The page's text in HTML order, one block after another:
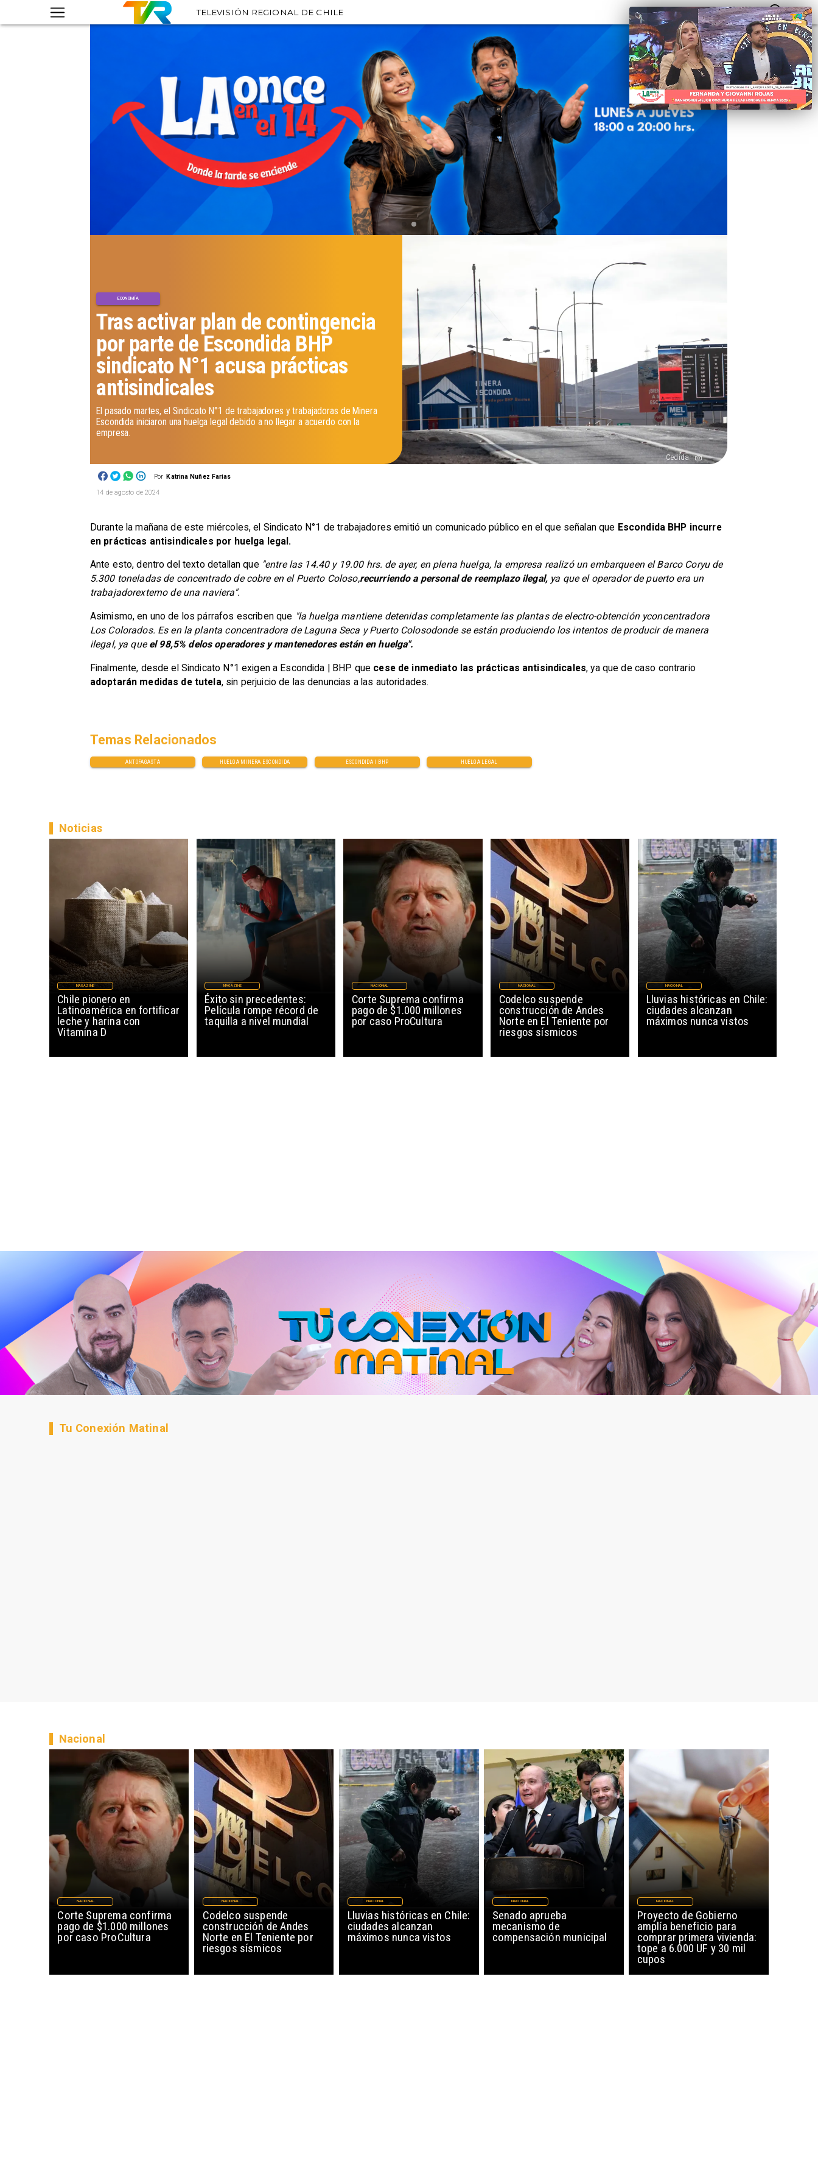
TELEVISIÓN REGIONAL DE CHILE
Cedida
Por Katrina Nuñez Farias
Tras activar plan de contingencia
por parte de Escondida BHP
sindicato N°1 acusa prácticas
antisindicales
ECONOMÍA
El pasado martes, el Sindicato N°1 de trabajadores y trabajadoras de Minera
Escondida iniciaron una huelga legal debido a no llegar a acuerdo con la
empresa.
14 de agosto de 2024
Durante la mañana de este miércoles, el Sindicato N°1 de trabajadores emitió un comunicado público en el que señalan que Escondida BHP incurre
en prácticas antisindicales por huelga legal.
Ante esto, dentro del texto detallan que "entre las 14.40 y 19.00 hrs. de ayer, en plena huelga, la empresa realizó un embarqueen el Barco Coryu de
5.300 toneladas de concentrado de cobre en el Puerto Coloso,recurriendo a personal de reemplazo ilegal, ya que el operador de puerto era un
trabajadorexterno de una naviera".
Asimismo, en uno de los párrafos escriben que "la huelga mantiene detenidas completamente las plantas de electro-obtención yconcentradora
Los Colorados. Es en la planta concentradora de Laguna Seca y Puerto Colosodonde se están produciendo los intentos de producir de manera
ilegal, ya queel 98,5% delos operadores y mantenedores están en huelga".
Finalmente, desde el Sindicato N°1 exigen a Escondida | BHP que cese de inmediato las prácticas antisindicales, ya que de caso contrario
adoptarán medidas de tutela, sin perjuicio de las denuncias a las autoridades.
ANTOFAGASTA HUELGA MINERA ESCONDIDA ESCONDIDA I BHP HUELGA LEGAL
Temas Relacionados
Chile pionero en
Latinoamérica en fortificar
leche y harina con
Vitamina D
MAGAZINE
Noticias
Éxito sin precedentes:
Película rompe récord de
taquilla a nivel mundial
MAGAZINE
Corte Suprema confirma
pago de $1.000 millones
por caso ProCultura
NACIONAL
Codelco suspende
construcción de Andes
Norte en El Teniente por
riesgos sísmicos
NACIONAL
Lluvias históricas en Chile:
ciudades alcanzan
máximos nunca vistos
NACIONAL
Tu Conexión Matinal
Corte Suprema confirma
pago de $1.000 millones
por caso ProCultura
NACIONAL
Codelco suspende
construcción de Andes
Norte en El Teniente por
riesgos sísmicos
NACIONAL
Lluvias históricas en Chile:
ciudades alcanzan
máximos nunca vistos
NACIONAL
Senado aprueba
mecanismo de
compensación municipal
NACIONAL
Proyecto de Gobierno
amplía beneficio para
comprar primera vivienda:
tope a 6.000 UF y 30 mil
cupos
NACIONAL
Nacional